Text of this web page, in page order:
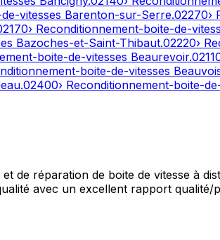
vitesses Barenton-sur-Serre.02270›
› Reconditionnement-boite-de-
Bazoches-et-Saint-Thibaut.02220›
boite-de-vitesses Beaurevoir.
boite-de-vitesses
.02400› Reconditionnement-boite-
de réparation de boite de vitesse à
avec un excellent rapport qualité/